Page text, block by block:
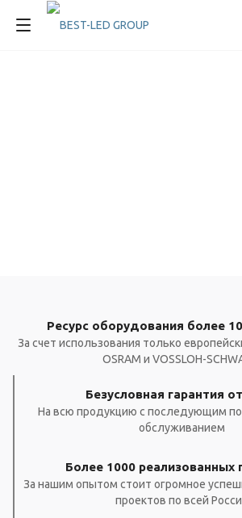
Ресурс оборудования более
За счет использования только
OSRAM и VOSSLOH-
Безусловная гарантия
На всю продукцию с последующим
обслуживанием
Более 1000 реализованных
За нашим опытом стоит огромное
проектов по всей